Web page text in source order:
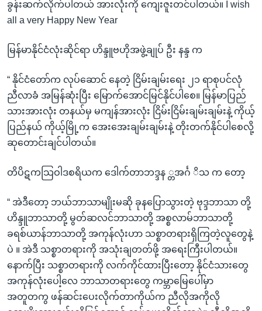
ခွန်းဆက်လိုက်ပါတယ် အားလုံးကို ကျေးဇူးတင်ပါတယ်။ I wish
all a very Happy New Year
မြန်မာနိုင်ငံလုံးဆိုင်ရာ ဟိန္ဒူဗဟိုအဖွဲ့ချုပ် ဦး နန္ဒ က
“ နိုင်ငံတော်က လုပ်ဆောင် နေတဲ့ ငြိမ်းချမ်းရေး ၂၁ ရာစုပင်လုံ
ညီလာခံ အမြန်ဆုံးပြီး မြောက်အောင်မြင်နိုင်ပါစေ။ မြန်မာပြည်
သားအားလုံး တနယ်မှ မကျန်အားလုံး ငြိမ်းငြိမ်းချမ်းချမ်းနဲ့ ကိုယ့်
ပြည်နယ် ကိုယ့်မြို့က အေးအေးချမ်းချမ်းနဲ့ တိုးတက်နိုင်ပါစေလို့
ဆုတောင်းချင်ပါတယ်။
တိပိဋကသြဝါဒစရိယက ဒေါက်တာဘဒ္ဒန ္တအင်္ဂ ိသ က တော့
“ အဲဒီတော့ ဘယ်ဘာသာမျိုးမဆို ခုနပြောသွားတဲ့ ဗုဒ္ဒဘာသာ တို့
ဟိန္ဒူဘာသာတို့ မွတ်ဆလင်ဘာသာတို့ အစ္စလာမ်ဘာသာတို့
ခရစ်ယာန်ဘာသာတို့ အကုန်လုံးဟာ သစ္စာတရားရှိကြတဲ့လူတွေနဲ့
ပဲ ။ အဲဒီ သစ္စာတရားကို အသုံးချတတ်ဖို့ အရေးကြီးပါတယ်။
နောက်ပြီး သစ္စာတရားကို လက်ကိုင်ထားပြီးတော့ နိုင်ငံသားတွေ
အကုန်လုံးပေါ့လေ ဘာသာတရားတွေ ကမ္ဘာမြေပေါ်မှာ
အတူတကွ ဖန်ဆင်းပေးလိုက်တာကိုယ်က ညီလိုအကိုလို